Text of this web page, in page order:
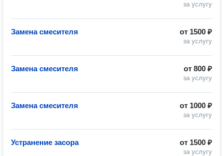
за услугу
от 1500 ₽
за услугу
Замена смесителя
от 800 ₽
за услугу
Замена смесителя
от 1000 ₽
за услугу
Замена смесителя
от 1500 ₽
за услугу
Устранение засора